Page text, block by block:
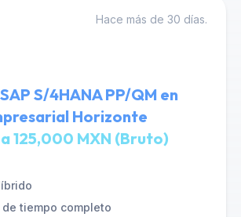
Hace más de 30 días.
S/4HANA PP/QM en
Horizonte
125,000 MXN (Bruto)
de tiempo completo